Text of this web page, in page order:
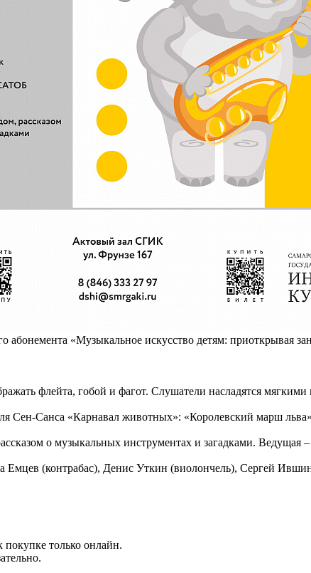
абонемента «Музыкальное искусство детям: приоткрывая
флейта, гобой и фагот. Слушатели насладятся
Сен-Санса «Карнавал животных»: «Королевский марш
о музыкальных инструментах и загадками. Ведущая
(контрабас), Денис Уткин (виолончель), Сергей
только онлайн.